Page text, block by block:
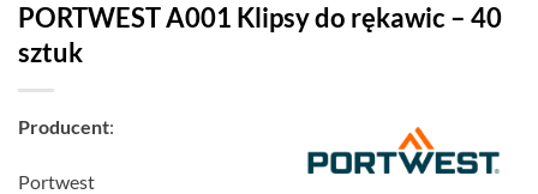
PORTWEST A001 Klipsy do rękawic – 40
sztuk
Producent:
Portwest